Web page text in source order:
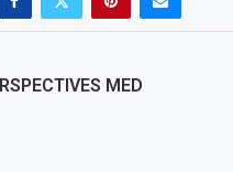
MED